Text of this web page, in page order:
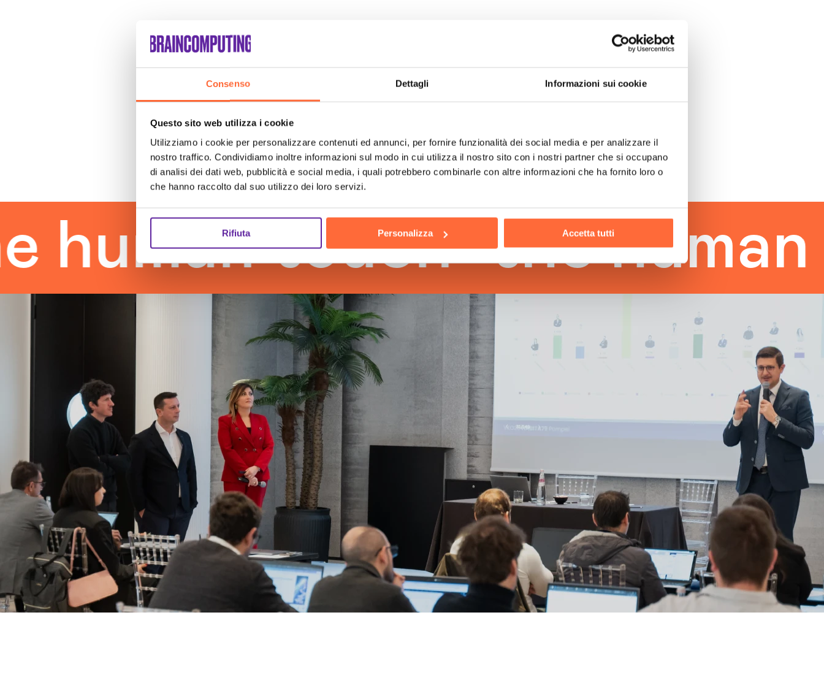
Consenso Dettagli Informazioni sui cookie
Questo sito web utilizza i cookie
Utilizziamo i cookie per personalizzare contenuti ed annunci, per fornire funzionalità dei social media e per analizzare il
nostro traffico. Condividiamo inoltre informazioni sul modo in cui utilizza il nostro sito con i nostri partner che si occupano
di analisi dei dati web, pubblicità e social media, i quali potrebbero combinarle con altre informazioni che ha fornito loro o
che hanno raccolto dal suo utilizzo dei loro servizi.
Rifiuta Personalizza Accetta tutti
touch the human